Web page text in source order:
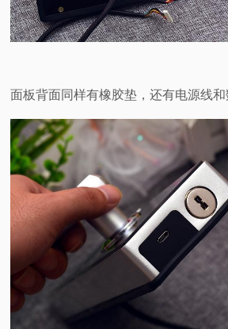
面板背面同样有橡胶垫，还有电源线和